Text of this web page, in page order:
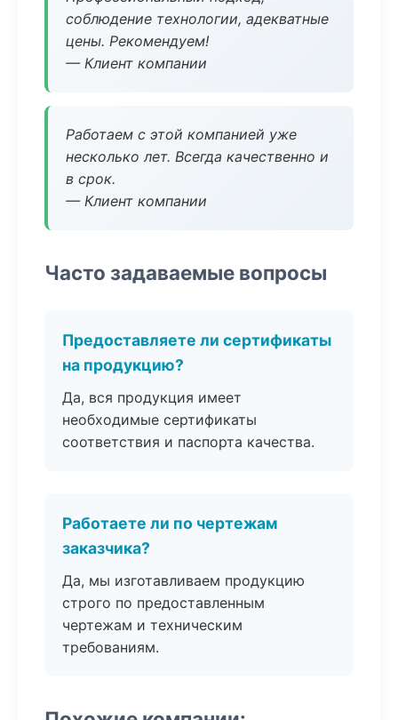
соблюдение технологии, адекватные
цены. Рекомендуем!
— Клиент компании
Работаем с этой компанией уже
несколько лет. Всегда качественно и
в срок.
— Клиент компании
Часто задаваемые вопросы
Предоставляете ли сертификаты
на продукцию?
Да, вся продукция имеет
необходимые сертификаты
соответствия и паспорта качества.
Работаете ли по чертежам
заказчика?
Да, мы изготавливаем продукцию
строго по предоставленным
чертежам и техническим
требованиям.